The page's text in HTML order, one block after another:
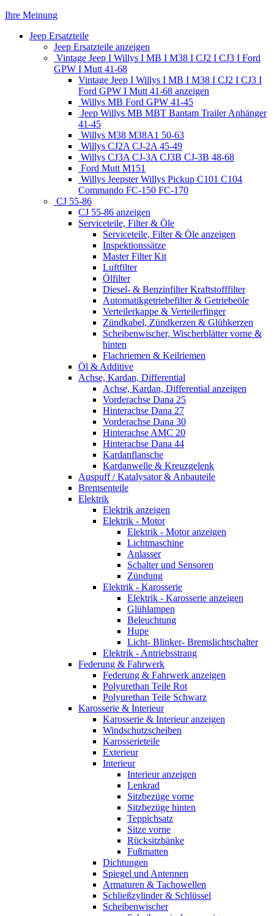
Ihre Meinung
Jeep Ersatzteile
Jeep Ersatzteile anzeigen
Vintage Jeep I Willys I MB I M38 I CJ2 I CJ3 I Ford
GPW I Mutt 41-68
Vintage Jeep I Willys I MB I M38 I CJ2 I CJ3 I
Ford GPW I Mutt 41-68 anzeigen
Willys MB Ford GPW 41-45
Jeep Willys MB MBT Bantam Trailer Anhänger
41-45
Willys M38 M38A1 50-63
Willys CJ2A CJ-2A 45-49
Willys CJ3A CJ-3A CJ3B CJ-3B 48-68
Ford Mutt M151
Willys Jeepster Willys Pickup C101 C104
Commando FC-150 FC-170
CJ 55-86
CJ 55-86 anzeigen
Serviceteile, Filter & Öle
Serviceteile, Filter & Öle anzeigen
Inspektionssätze
Master Filter Kit
Luftfilter
Ölfilter
Diesel- & Benzinfilter Kraftstofffilter
Automatikgetriebefilter & Getriebeöle
Verteilerkappe & Verteilerfinger
Zündkabel, Zündkerzen & Glühkerzen
Scheibenwischer, Wischerblätter vorne &
hinten
Flachriemen & Keilriemen
Öl & Additive
Achse, Kardan, Differential
Achse, Kardan, Differential anzeigen
Vorderachse Dana 25
Hinterachse Dana 27
Vorderachse Dana 30
Hinterachse AMC 20
Hinterachse Dana 44
Kardanflansche
Kardanwelle & Kreuzgelenk
Auspuff / Katalysator & Anbauteile
Bremsenteile
Elektrik
Elektrik anzeigen
Elektrik - Motor
Elektrik - Motor anzeigen
Lichtmaschine
Anlasser
Schalter und Sensoren
Zündung
Elektrik - Karosserie
Elektrik - Karosserie anzeigen
Glühlampen
Beleuchtung
Hupe
Licht- Blinker- Bremslichtschalter
Elektrik - Antriebsstrang
Federung & Fahrwerk
Federung & Fahrwerk anzeigen
Polyurethan Teile Rot
Polyurethan Teile Schwarz
Karosserie & Interieur
Karosserie & Interieur anzeigen
Windschutzscheiben
Karosserieteile
Exterieur
Interieur
Interieur anzeigen
Lenkrad
Sitzbezüge vorne
Sitzbezüge hinten
Teppichsatz
Sitze vorne
Rücksitzbänke
Fußmatten
Dichtungen
Spiegel und Antennen
Armaturen & Tachowellen
Schließzylinder & Schlüssel
Scheibenwischer